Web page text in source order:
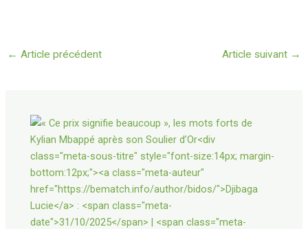
← Article précédent Article suivant →